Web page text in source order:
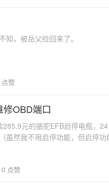
，被岳父捡回来了。
赞
OBD端口
元的骆驼EFB启停电瓶，24
虽然我不用启停功能，但启停
0 点赞